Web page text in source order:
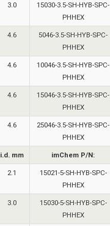
3.0
15030-3.5-SH-HYB-SPC-
PHHEX
4.6
5046-3.5-SH-HYB-SPC-
PHHEX
4.6
10046-3.5-SH-HYB-SPC-
PHHEX
4.6
15046-3.5-SH-HYB-SPC-
PHHEX
4.6
25046-3.5-SH-HYB-SPC-
PHHEX
i.d. mm imChem P/N:
2.1
15021-5-SH-HYB-SPC-
PHHEX
3.0
15030-5-SH-HYB-SPC-
PHHEX